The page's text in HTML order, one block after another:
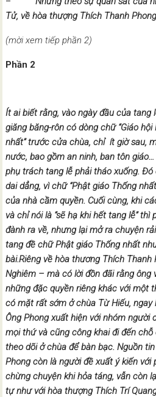
Tử, về hòa thượng Thích Thanh
(mời xem tiếp phần 2)
Phần 2
Ít ai biết rằng, vào ngày đầu của tang
giăng băng-rôn có dòng chữ “Giáo
nhất” trước cửa chùa, chỉ ít giờ sau,
nước, bao gồm an ninh, ban tôn
phụ trách tang lễ phải tháo xuống.
dai dẳng, vì chữ “Phật giáo Thống
của nhà cầm quyền. Cuối cùng, khi
và chỉ nói là “sẽ hạ khi hết tang lễ”
đành ra về, nhưng lại mở ra chuyện
tang đề chữ Phật giáo Thống nhất
bài.Riêng về hòa thương Thích
Nghiêm – mà có lời đồn đãi rằng ông
những đặc quyền riêng khác với một
có mặt rất sớm ở chùa Từ Hiếu, ngay
Ông Phong xuất hiện với nhóm người
mọi thứ và cũng công khai đi đến
theo dõi ở chùa để bàn bạc. Nguồn
Phong còn là người đề xuất ý kiến với
chừng chuyện khi hỏa táng, vẫn còn
tự như với hòa thượng Thích Trí